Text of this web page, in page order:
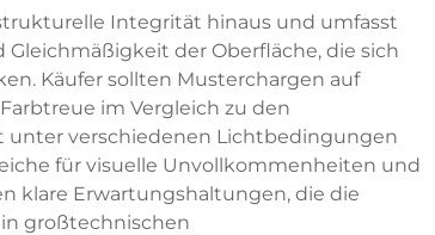
Integrität hinaus und umfasst
der Oberfläche, die sich
Käufer sollten Musterchargen auf
im Vergleich zu den
unter verschiedenen Lichtbedingungen
für visuelle Unvollkommenheiten und
klare Erwartungshaltungen, die die
großtechnischen